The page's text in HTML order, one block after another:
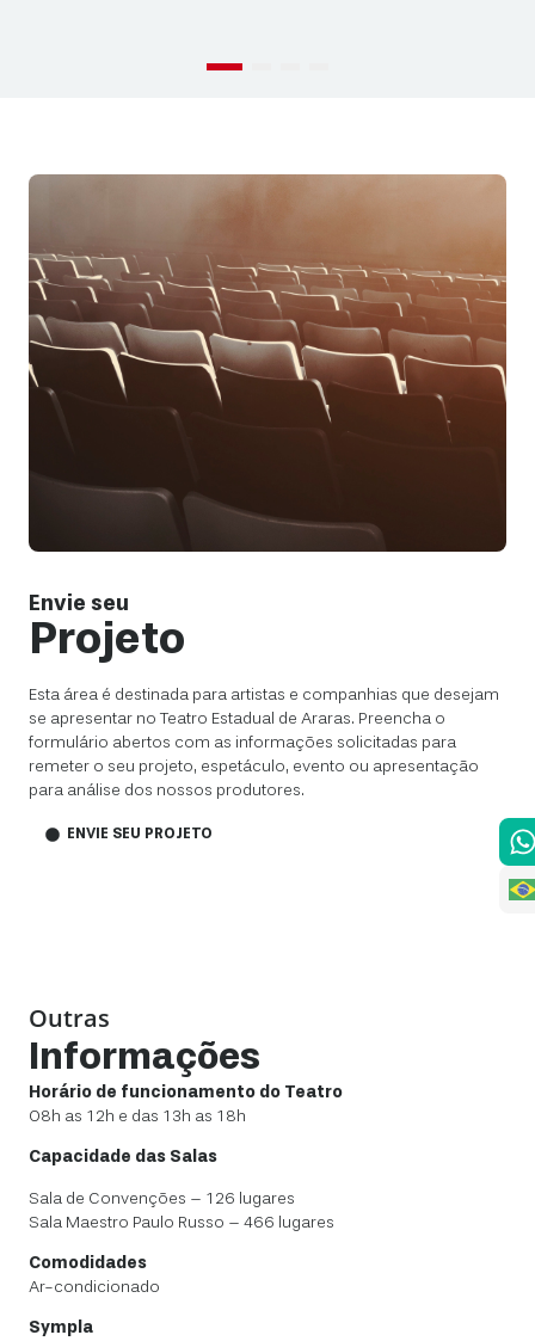
3
Envie seu
Projeto
Esta área é destinada para artistas e companhias que desejam
se apresentar no Teatro Estadual de Araras. Preencha o
formulário abertos com as informações solicitadas para
remeter o seu projeto, espetáculo, evento ou apresentação
para análise dos nossos produtores.
ENVIE SEU PROJETO
Outras
Informações
Horário de funcionamento do Teatro
08h as 12h e das 13h as 18h
Capacidade das Salas
Sala de Convenções – 126 lugares
Sala Maestro Paulo Russo – 466 lugares
Comodidades
Ar-condicionado
Sympla